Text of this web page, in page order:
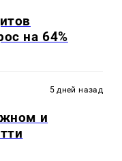
на 64%
5 дней назад
и